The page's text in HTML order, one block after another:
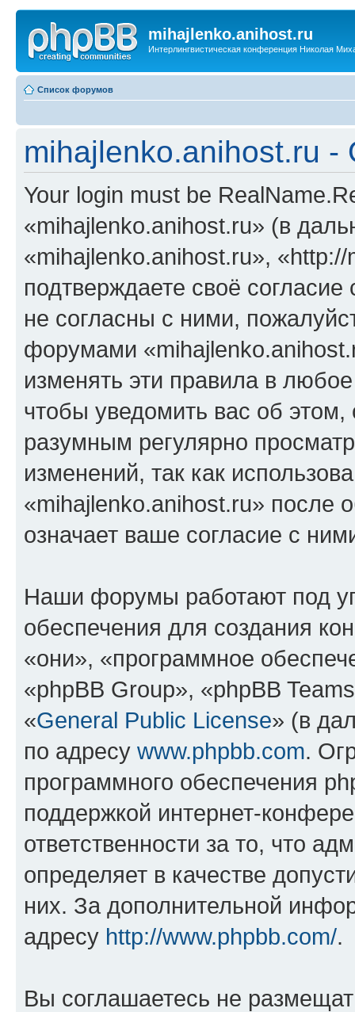
mihajlenko.anihost.ru
Интерлингвистическая конференция Николая
Список форумов
mihajlenko.anihost.ru
Your login must be
«mihajlenko.anihost.ru» (в
«mihajlenko.anihost.ru»,
подтверждаете своё
не согласны с ними,
форумами
изменять эти правила в
чтобы уведомить вас об
разумным регулярно
изменений, так как
«mihajlenko.anihost.ru» после
означает ваше согласие с
Наши форумы работают под
обеспечения для создания
«они», «программное
«phpBB Group», «phpBB
«General Public License» (в
по адресу www.phpbb.com.
программного обеспечения
поддержкой интернет-
ответственности за то, что
определяет в качестве
них. За дополнительной
адресу http://www.phpbb.com/.
Вы соглашаетесь не